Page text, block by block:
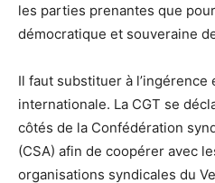
les parties prenantes que
démocratique et souveraine
Il faut substituer à
internationale. La CGT se
côtés de la Confédération
(CSA) afin de coopérer avec
organisations syndicales du